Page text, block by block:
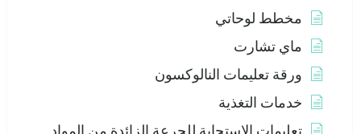
مخطط لوحاتي
ماي تشارت
ورقة تعليمات النالوكسون
خدمات التغذية
تعليمات الاستجابة للجرعة الزائدة من المواد